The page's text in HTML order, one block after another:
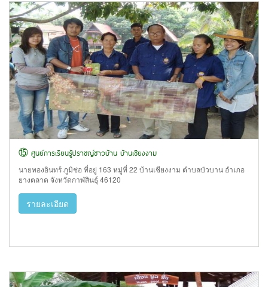
⑮ ศูนย์การเรียนรู้ปราชญ์ชาวบ้าน บ้านเชียงงาม
นายทองอินทร์ ภูมิช่อ ที่อยู่ 163 หมู่ที่ 22 บ้านเชียงงาม ตำบลบัวบาน อำเภอ
ยางตลาด จังหวัดกาฬสินธุ์ 46120
รายละเอียด